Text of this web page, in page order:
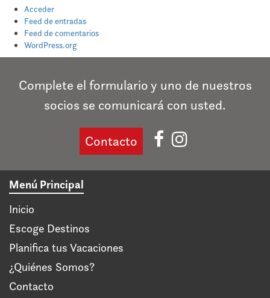
Acceder
Feed de entradas
Feed de comentarios
WordPress.org
Complete el formulario y uno de nuestros
socios se comunicará con usted.
Contacto
Menú Principal
Inicio
Escoge Destinos
Planifica tus Vacaciones
¿Quiénes Somos?
Contacto